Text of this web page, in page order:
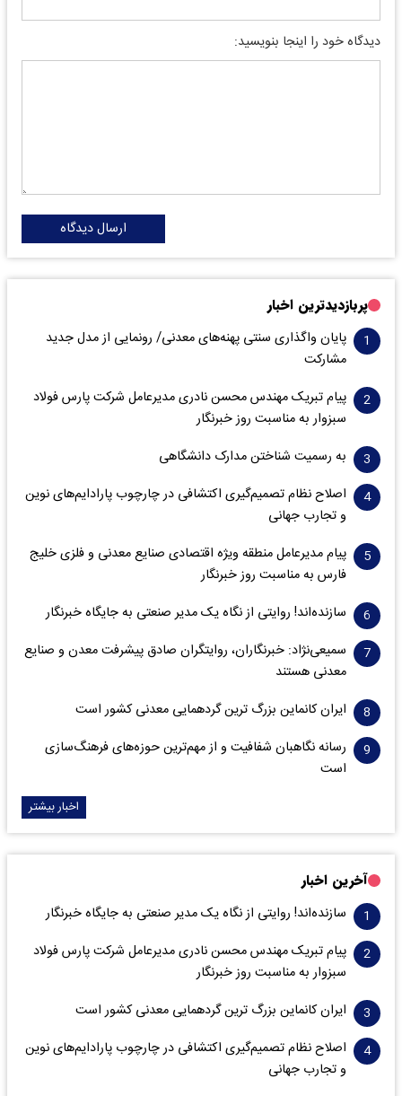
دیدگاه خود را اینجا بنویسید:
ارسال دیدگاه
پربازدیدترین اخبار
پایان واگذاری‌ سنتی پهنه‌های معدنی/ رونمایی از مدل جدید
مشارکت
پیام تبریک مهندس محسن نادری مدیرعامل شرکت پارس فولاد
سبزوار به مناسبت روز خبرنگار
به رسمیت شناختن مدارک دانشگاهی
اصلاح نظام تصمیم‌گیری اکتشافی در چارچوب پارادایم‌های نوین
و تجارب جهانی
پیام مدیرعامل منطقه ویژه اقتصادی صنایع معدنی و فلزی خلیج
فارس به مناسبت روز خبرنگار‌
سازنده‌اند! روایتی از نگاه یک مدیر صنعتی به جایگاه خبرنگار
سمیعی‌نژاد: خبرنگاران، روایتگران صادق پیشرفت معدن و صنایع
معدنی هستند
ایران کانماین بزرگ ترین گردهمایی معدنی کشور است
رسانه نگاهبان شفافیت و از مهم‌ترین حوزه‌های فرهنگ‌سازی
است
اخبار بیشتر
آخرین اخبار
سازنده‌اند! روایتی از نگاه یک مدیر صنعتی به جایگاه خبرنگار
پیام تبریک مهندس محسن نادری مدیرعامل شرکت پارس فولاد
سبزوار به مناسبت روز خبرنگار
ایران کانماین بزرگ ترین گردهمایی معدنی کشور است
اصلاح نظام تصمیم‌گیری اکتشافی در چارچوب پارادایم‌های نوین
و تجارب جهانی